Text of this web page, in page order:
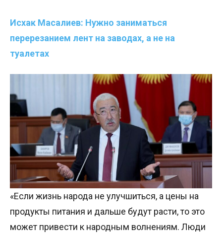
Исхак Масалиев: Нужно заниматься
перерезанием лент на заводах, а не на
туалетах
«Если жизнь народа не улучшиться, а цены на
продукты питания и дальше будут расти, то это
может привести к народным волнениям. Люди